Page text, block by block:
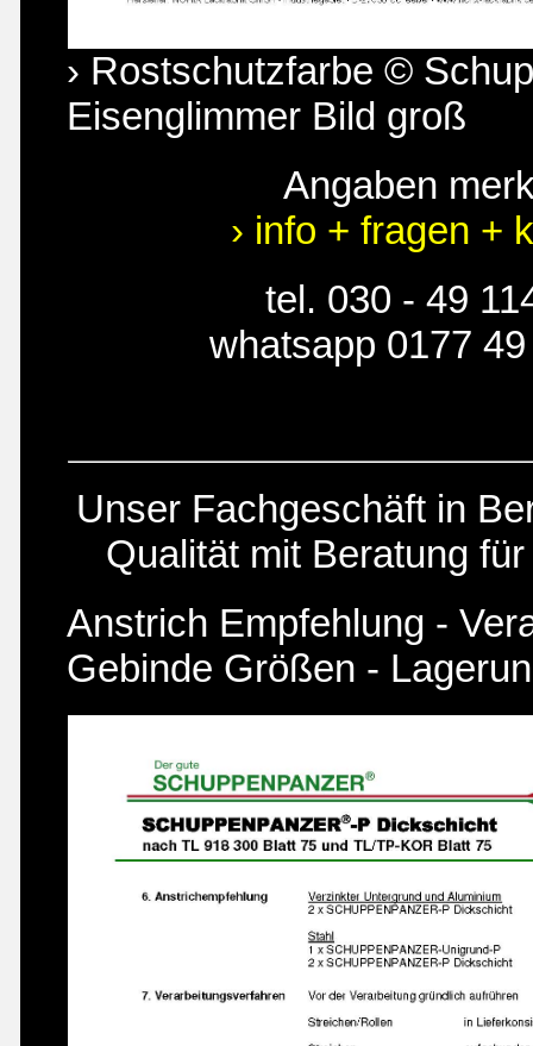
› Rostschutzfarbe ©
Eisenglimmer Bild groß
Angaben
› info + fragen +
tel. 030 - 49
whatsapp 0177
Unser Fachgeschäft in
Qualität mit Beratung
Anstrich Empfehlung -
Gebinde Größen -